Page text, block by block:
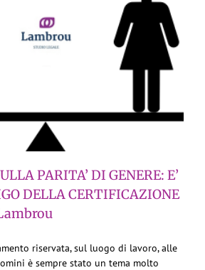
PARITA’ DI GENERE: E’
DELLA CERTIFICAZIONE
riservata, sul luogo di lavoro, alle
è sempre stato un tema molto